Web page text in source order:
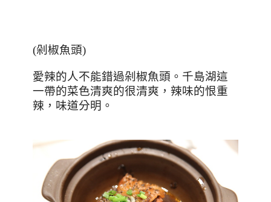
(剁椒魚頭)
愛辣的人不能錯過剁椒魚頭。千島湖這
一帶的菜色清爽的很清爽，辣味的恨重
辣，味道分明。